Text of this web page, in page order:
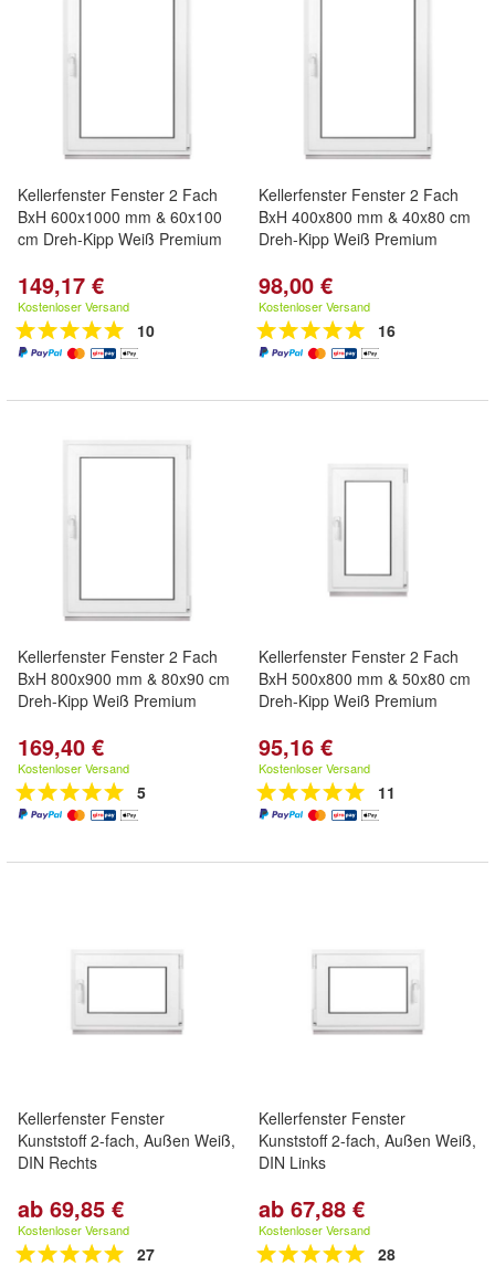
Kellerfenster Fenster 2 Fach
BxH 600x1000 mm & 60x100
cm Dreh-Kipp Weiß Premium
149,17 €
Kostenloser Versand
10
Kellerfenster Fenster 2 Fach
BxH 400x800 mm & 40x80 cm
Dreh-Kipp Weiß Premium
98,00 €
Kostenloser Versand
16
Kellerfenster Fenster 2 Fach
BxH 800x900 mm & 80x90 cm
Dreh-Kipp Weiß Premium
169,40 €
Kostenloser Versand
5
Kellerfenster Fenster 2 Fach
BxH 500x800 mm & 50x80 cm
Dreh-Kipp Weiß Premium
95,16 €
Kostenloser Versand
11
Kellerfenster Fenster
Kunststoff 2-fach, Außen Weiß,
DIN Rechts
ab 69,85 €
Kostenloser Versand
27
Kellerfenster Fenster
Kunststoff 2-fach, Außen Weiß,
DIN Links
ab 67,88 €
Kostenloser Versand
28